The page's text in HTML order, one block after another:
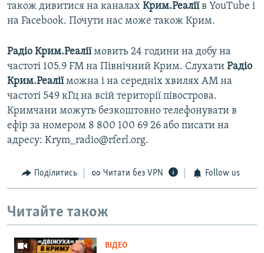
також дивитися на каналах Крим.Реаліїв YouTube і
на Facebook. Почути нас може також Крим.
Радіо Крим.Реаліїмовить 24 години на добу на
частоті 105.9 FM на Північний Крим. Слухати Радіо
Крим.Реаліїможна і на середніх хвилях АМ на
частоті 549 кГц на всій території півострова.
Кримчани можуть безкоштовно телефонувати в
ефір за номером 8 800 100 69 26 або писати на
адресу: Krym_radio@rferl.org.
Поділитись Читати без VPN Follow us
Читайте також
ВІДЕО